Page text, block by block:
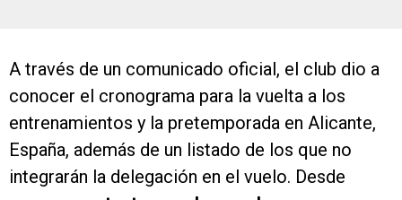
A través de un comunicado oficial, el club dio a
conocer el cronograma para la vuelta a los
entrenamientos y la pretemporada en Alicante,
España, además de un listado de los que no
integrarán la delegación en el vuelo. Desde